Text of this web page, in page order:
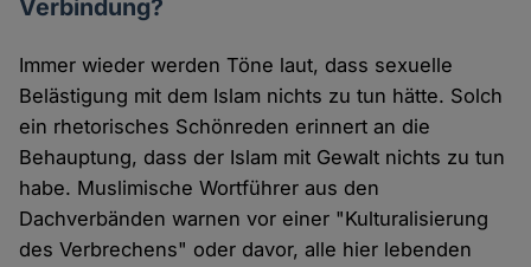
Verbindung?
Immer wieder werden Töne laut, dass sexuelle
Belästigung mit dem Islam nichts zu tun hätte. Solch
ein rhetorisches Schönreden erinnert an die
Behauptung, dass der Islam mit Gewalt nichts zu tun
habe. Muslimische Wortführer aus den
Dachverbänden warnen vor einer "Kulturalisierung
des Verbrechens" oder davor, alle hier lebenden